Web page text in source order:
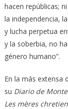
hacen repúblicas;
la independencia,
y lucha perpetua
y la soberbia, no
género humano”.
En la más extensa
su Diario de
Les mères